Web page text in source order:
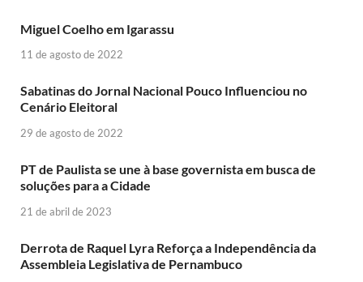
Miguel Coelho em Igarassu
11 de agosto de 2022
Sabatinas do Jornal Nacional Pouco Influenciou no
Cenário Eleitoral
29 de agosto de 2022
PT de Paulista se une à base governista em busca de
soluções para a Cidade
21 de abril de 2023
Derrota de Raquel Lyra Reforça a Independência da
Assembleia Legislativa de Pernambuco